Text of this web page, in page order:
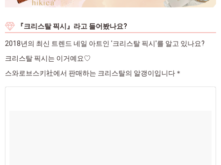
『크리스탈 픽시』라고 들어봤나요?
2018년의 최신 트렌드 네일 아트인 '크리스탈 픽시'를 알고 있나요?
크리스탈 픽시는 이거예요♡
스와로브스키社에서 판매하는 크리스탈의 알갱이입니다＊